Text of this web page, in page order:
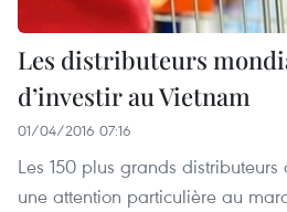
Les distributeurs
d’investir au Vietnam
01/04/2016 07:16
Les 150 plus grands
une attention particulière au